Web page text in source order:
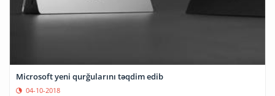
Microsoft yeni qurğularını təqdim edib
04-10-2018